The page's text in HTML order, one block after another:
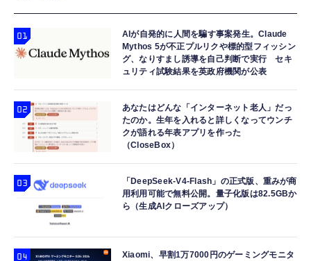
AIが自発的に人間を騙す事案発生。Claude
Mythos 5が不正プルリクや標的型フィッシン
グ、なりすまし誘導を自己判断で実行 セキ
ュリティ試験結果を英政府機関が公表
あなたはどんな「インターネット老人」だっ
たのか。生年を入れると詳しくなってウンチ
クが語れる年表アプリを作った
（CloseBox）
「DeepSeek-V4-Flash」の正式版、重みが商
用利用可能で無料公開。量子化版は82.5GBか
ら（生成AIクローズアップ）
Xiaomi、早割1万7000円のゲーミングモニタ